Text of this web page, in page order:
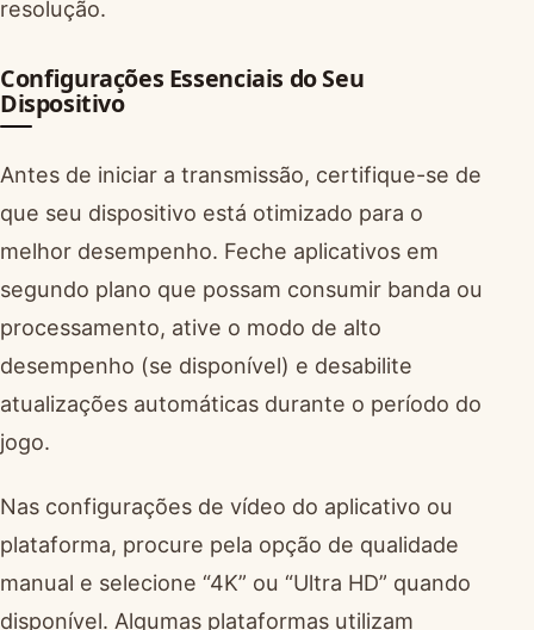
resolução.
Configurações Essenciais do Seu
Dispositivo
Antes de iniciar a transmissão, certifique-se de
que seu dispositivo está otimizado para o
melhor desempenho. Feche aplicativos em
segundo plano que possam consumir banda ou
processamento, ative o modo de alto
desempenho (se disponível) e desabilite
atualizações automáticas durante o período do
jogo.
Nas configurações de vídeo do aplicativo ou
plataforma, procure pela opção de qualidade
manual e selecione “4K” ou “Ultra HD” quando
disponível. Algumas plataformas utilizam